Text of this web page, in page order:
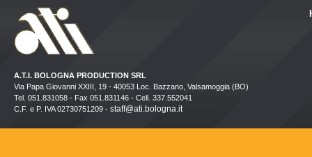
A.T.I. BOLOGNA PRODUCTION SRL
Via Papa Giovanni XXIII, 19 - 40053 Loc. Bazzano, Valsamoggia (BO)
Tel. 051.831058 - Fax 051.831146 - Cell. 337.552041
C.F. e P. IVA 02730751209 - staff@ati.bologna.it